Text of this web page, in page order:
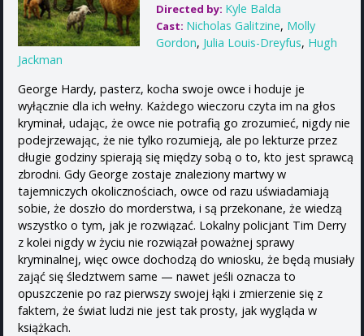
Directed by: Kyle Balda
Cast: Nicholas Galitzine, Molly
Gordon, Julia Louis-Dreyfus, Hugh
Jackman
George Hardy, pasterz, kocha swoje owce i hoduje je
wyłącznie dla ich wełny. Każdego wieczoru czyta im na głos
kryminał, udając, że owce nie potrafią go zrozumieć, nigdy nie
podejrzewając, że nie tylko rozumieją, ale po lekturze przez
długie godziny spierają się między sobą o to, kto jest sprawcą
zbrodni. Gdy George zostaje znaleziony martwy w
tajemniczych okolicznościach, owce od razu uświadamiają
sobie, że doszło do morderstwa, i są przekonane, że wiedzą
wszystko o tym, jak je rozwiązać. Lokalny policjant Tim Derry
z kolei nigdy w życiu nie rozwiązał poważnej sprawy
kryminalnej, więc owce dochodzą do wniosku, że będą musiały
zająć się śledztwem same — nawet jeśli oznacza to
opuszczenie po raz pierwszy swojej łąki i zmierzenie się z
faktem, że świat ludzi nie jest tak prosty, jak wygląda w
książkach.